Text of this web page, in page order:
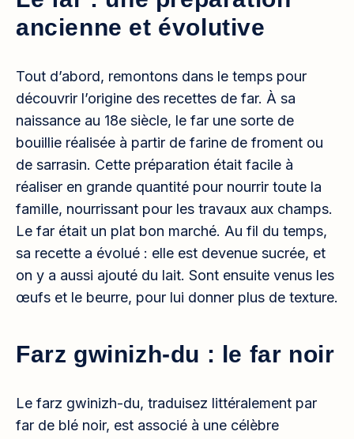
ancienne et évolutive
Tout d’abord, remontons dans le temps pour
découvrir l’origine des recettes de far. À sa
naissance au 18e siècle, le far une sorte de
bouillie réalisée à partir de farine de froment ou
de sarrasin. Cette préparation était facile à
réaliser en grande quantité pour nourrir toute la
famille, nourrissant pour les travaux aux champs.
Le far était un plat bon marché. Au fil du temps,
sa recette a évolué : elle est devenue sucrée, et
on y a aussi ajouté du lait. Sont ensuite venus les
œufs et le beurre, pour lui donner plus de texture.
Farz gwinizh-du : le far noir
Le farz gwinizh-du, traduisez littéralement par
far de blé noir, est associé à une célèbre